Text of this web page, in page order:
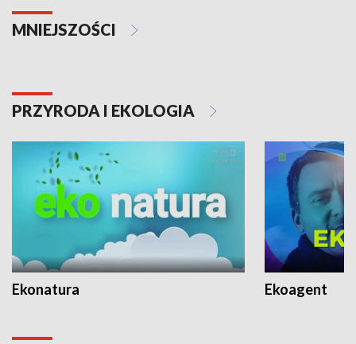
MNIEJSZOŚCI
PRZYRODA I EKOLOGIA
Ekonatura Ekoagent